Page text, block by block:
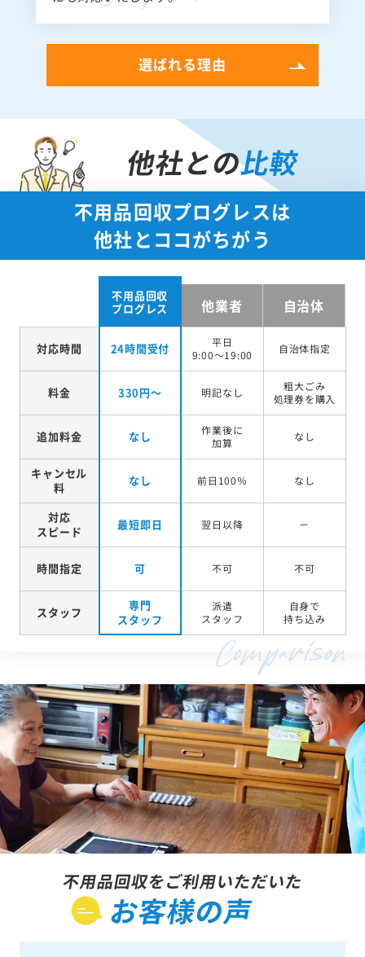
選ばれる理由
他社との比較
不用品回収プログレスは
他社とココがちがう
不用品回収
プログレス
他業者 自治体
対応時間 24時間受付
平日
9:00～19:00
自治体指定
料金 330円～ 明記なし
粗大ごみ
処理券を購入
追加料金 なし
作業後に
加算
なし
キャンセル
料
なし 前日100％ なし
対応
スピード
最短即日 翌日以降 －
時間指定 可 不可 不可
スタッフ
専門
スタッフ
派遣
スタッフ
自身で
持ち込み
不用品回収をご利用いただいた
お客様の声